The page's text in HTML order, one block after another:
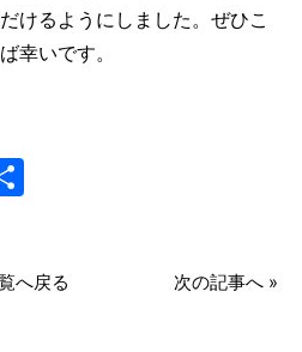
けるようにしました。ぜひこ
幸いです。
へ戻る 次の記事へ »